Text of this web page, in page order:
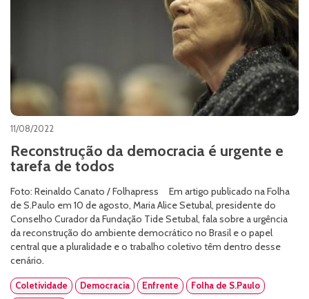
11/08/2022
Reconstrução da democracia é urgente e
tarefa de todos
Foto: Reinaldo Canato / Folhapress Em artigo publicado na Folha
de S.Paulo em 10 de agosto, Maria Alice Setubal, presidente do
Conselho Curador da Fundação Tide Setubal, fala sobre a urgência
da reconstrução do ambiente democrático no Brasil e o papel
central que a pluralidade e o trabalho coletivo têm dentro desse
cenário.
Coletividade Democracia Enfrente
Folha de S.Paulo